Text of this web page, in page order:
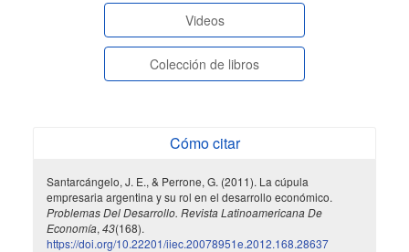
Videos
Colección de libros
Cómo citar
Santarcángelo, J. E., & Perrone, G. (2011). La cúpula
empresaria argentina y su rol en el desarrollo económico.
Problemas Del Desarrollo. Revista Latinoamericana De
Economía, 43(168).
https://doi.org/10.22201/iiec.20078951e.2012.168.28637